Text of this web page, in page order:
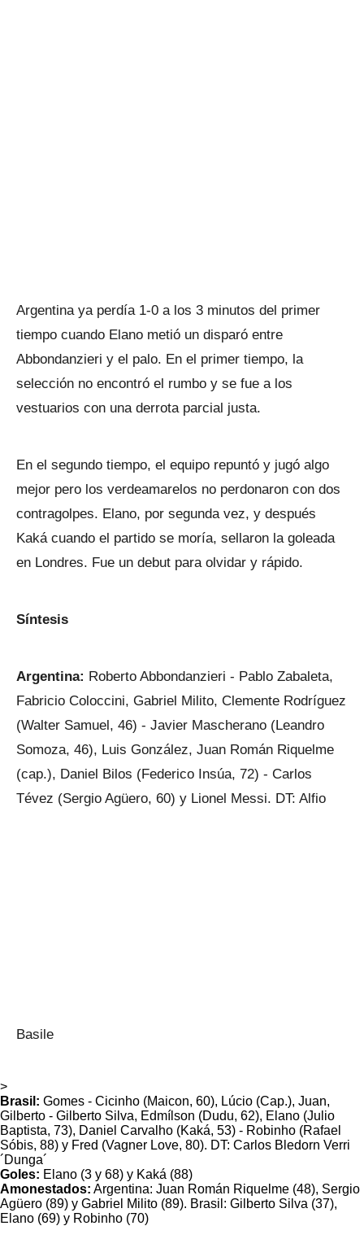
Argentina ya perdía 1-0 a los 3 minutos del primer
tiempo cuando Elano metió un disparó entre
Abbondanzieri y el palo. En el primer tiempo, la
selección no encontró el rumbo y se fue a los
vestuarios con una derrota parcial justa.
En el segundo tiempo, el equipo repuntó y jugó algo
mejor pero los verdeamarelos no perdonaron con dos
contragolpes. Elano, por segunda vez, y después
Kaká cuando el partido se moría, sellaron la goleada
en Londres. Fue un debut para olvidar y rápido.
Síntesis
Argentina: Roberto Abbondanzieri - Pablo Zabaleta,
Fabricio Coloccini, Gabriel Milito, Clemente Rodríguez
(Walter Samuel, 46) - Javier Mascherano (Leandro
Somoza, 46), Luis González, Juan Román Riquelme
(cap.), Daniel Bilos (Federico Insúa, 72) - Carlos
Tévez (Sergio Agüero, 60) y Lionel Messi. DT: Alfio
Basile
>
Brasil: Gomes - Cicinho (Maicon, 60), Lúcio (Cap.), Juan,
Gilberto - Gilberto Silva, Edmílson (Dudu, 62), Elano (Julio
Baptista, 73), Daniel Carvalho (Kaká, 53) - Robinho (Rafael
Sóbis, 88) y Fred (Vagner Love, 80). DT: Carlos Bledorn Verri
´Dunga´
Goles: Elano (3 y 68) y Kaká (88)
Amonestados: Argentina: Juan Román Riquelme (48), Sergio
Agüero (89) y Gabriel Milito (89). Brasil: Gilberto Silva (37),
Elano (69) y Robinho (70)